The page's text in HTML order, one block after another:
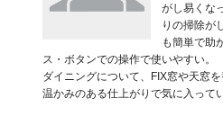
がし易くな
りの掃除が
も簡単で助
ス・ボタンでの操作で使いやすい。
ダイニングについて、FIX窓や天窓
温かみのある仕上がりで気に入って